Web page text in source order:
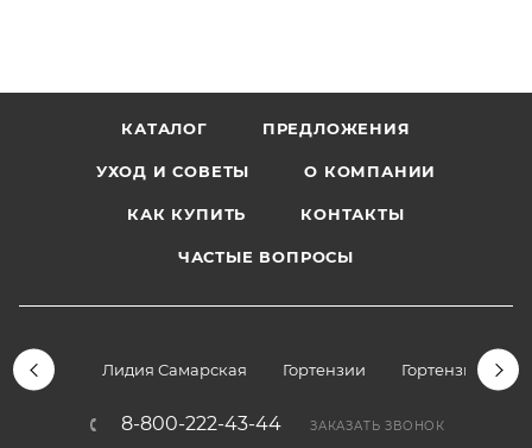
КАТАЛОГ ПРЕДЛОЖЕНИЯ
УХОД И СОВЕТЫ О КОМПАНИИ
КАК КУПИТЬ КОНТАКТЫ
ЧАСТЫЕ ВОПРОСЫ
Лидия Самарская Гортензии Гортензии
8-800-222-43-44 ЗАКАЗАТЬ ЗВОНОК